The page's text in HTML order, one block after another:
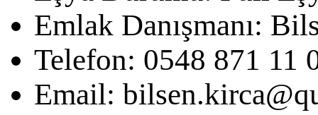
Emlak Danışmanı:
Telefon: 0548 871 11
Email: